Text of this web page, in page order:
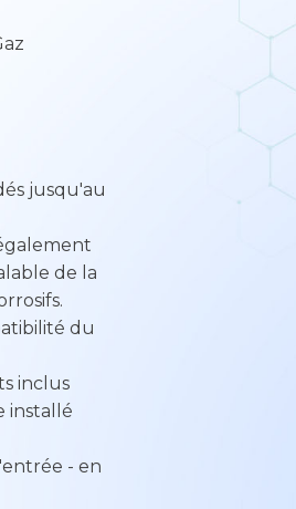
jusqu'au
de la
du
inclus
installé
- en